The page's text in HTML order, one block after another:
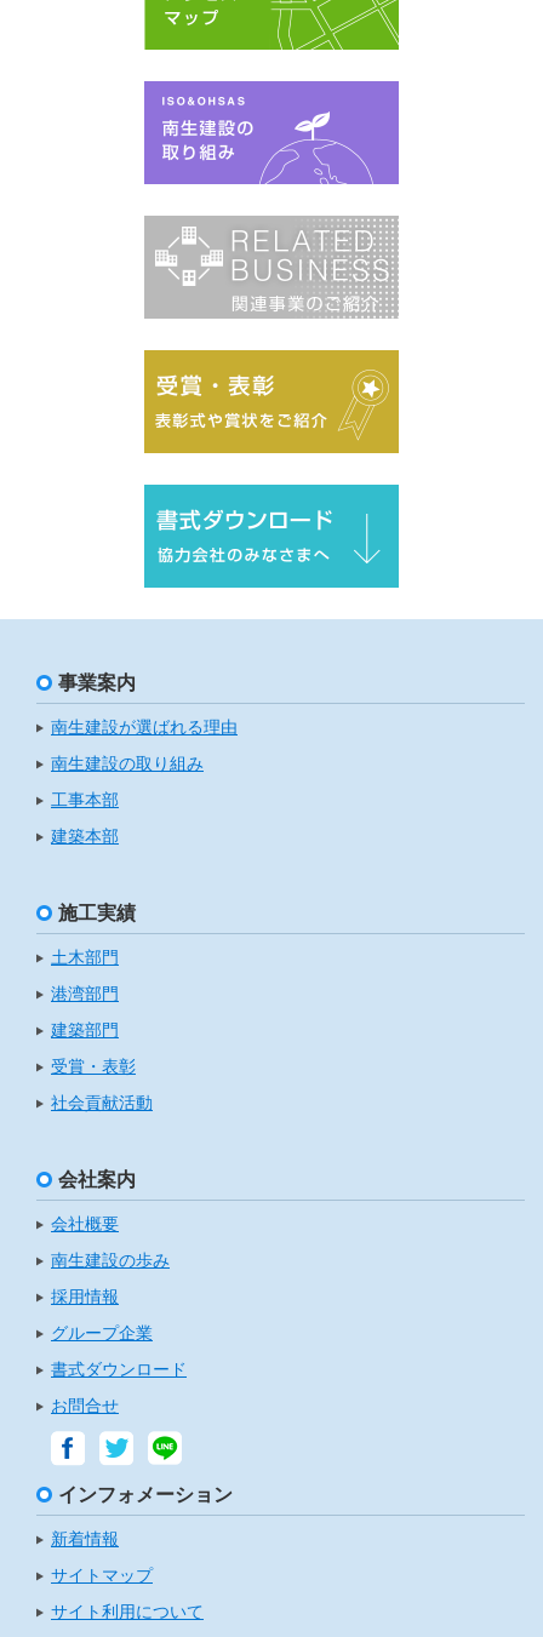
事業案内
南生建設が選ばれる理由
南生建設の取り組み
工事本部
建築本部
施工実績
土木部門
港湾部門
建築部門
受賞・表彰
社会貢献活動
会社案内
会社概要
南生建設の歩み
採用情報
グループ企業
書式ダウンロード
お問合せ
インフォメーション
新着情報
サイトマップ
サイト利用について